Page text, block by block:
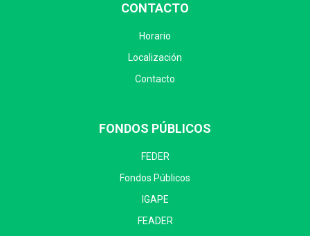
CONTACTO
Horario
Localización
Contacto
FONDOS PÚBLICOS
FEDER
Fondos Públicos
IGAPE
FEADER